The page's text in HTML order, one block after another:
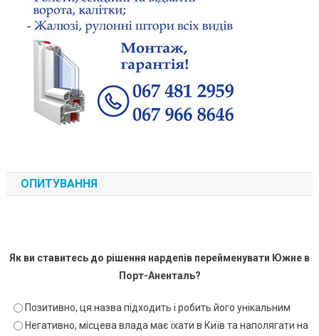
ОПИТУВАННЯ
Як ви ставитесь до рішення нардепів перейменувати Южне в
Порт-Аненталь?
Позитивно, ця назва підходить і робить його унікальним
Негативно, місцева влада має їхати в Київ та наполягати на